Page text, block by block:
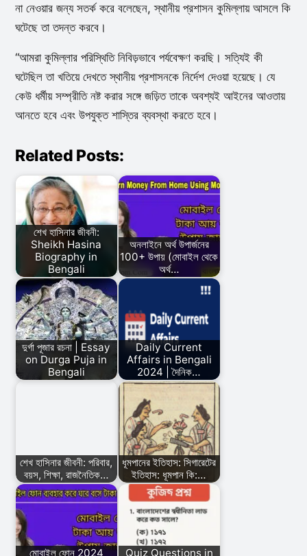
না নেওয়ার জন্য সতর্ক করে বলেছেন, স্থানীয় প্রশাসন কুমিল্লায় আসলে কি
ঘটেছে তা তদন্ত করবে।
“আমরা কুমিল্লার পরিস্থিতি নিবিড়ভাবে পর্যবেক্ষণ করছি। সত্যিই কী
ঘটেছিল তা খতিয়ে দেখতে স্থানীয় প্রশাসনকে নির্দেশ দেওয়া হয়েছে। যে
কেউ ধর্মীয় সম্প্রীতি নষ্ট করার সঙ্গে জড়িত তাকে অবশ্যই আইনের আওতায়
আনতে হবে এবং উপযুক্ত শাস্তির ব্যবস্থা করতে হবে।
Related Posts:
শেখ হাসিনার জীবনী:
Sheikh Hasina
Biography in
Bengali
অনলাইনে অর্থ উপার্জনের
100+ উপায় (মোবাইল থেকে
অর্থ…
দুর্গা পূজার রচনা | Essay
on Durga Puja in
Bengali
Daily Current
Affairs in Bengali
2024 | দৈনিক…
শেখ হাসিনার জীবনী: পরিবার,
বয়স, শিক্ষা, রাজনৈতিক…
ধূমপানের ইতিহাস: সিগারেটের
ইতিহাস: ধূমপান কি:…
মোবাইল ফোন 2024
Quiz Questions in